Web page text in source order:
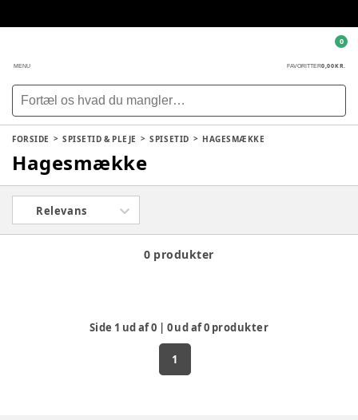
MENU FAVORITTER0,00 KR.
0
FORSIDE SPISETID & PLEJE SPISETID HAGESMÆKKE
Hagesmække
Relevans
0 produkter
Side 1 ud af0 0ud af0 produkter
1